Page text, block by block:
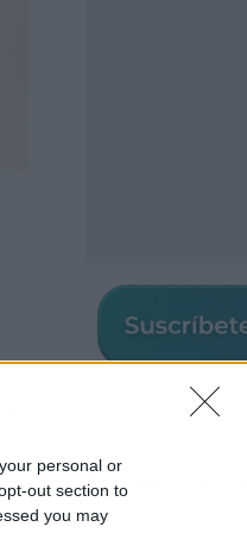
personal or
out section to
you may
Los más vistos